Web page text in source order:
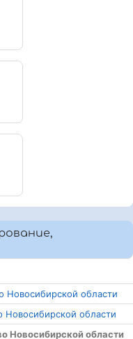
Новосибирской области
области
Новосибирской области